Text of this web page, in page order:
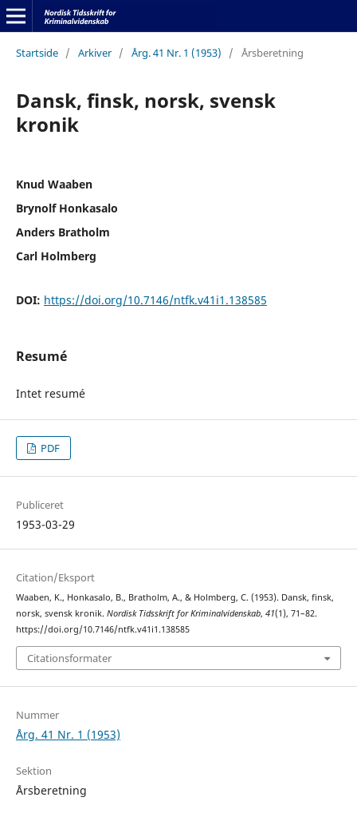
Startside / Arkiver / Årg. 41 Nr. 1 (1953) / Årsberetning
Dansk, finsk, norsk, svensk
kronik
Knud Waaben
Brynolf Honkasalo
Anders Bratholm
Carl Holmberg
DOI: https://doi.org/10.7146/ntfk.v41i1.138585
Resumé
Intet resumé
PDF
Publiceret
1953-03-29
Citation/Eksport
Waaben, K., Honkasalo, B., Bratholm, A., & Holmberg, C. (1953). Dansk, finsk,
norsk, svensk kronik. Nordisk Tidsskrift for Kriminalvidenskab, 41(1), 71–82.
https://doi.org/10.7146/ntfk.v41i1.138585
Citationsformater
Nummer
Årg. 41 Nr. 1 (1953)
Sektion
Årsberetning